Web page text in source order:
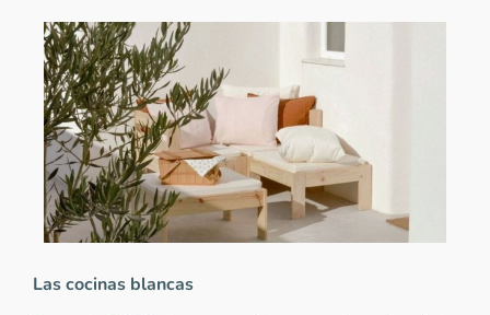
Las cocinas blancas